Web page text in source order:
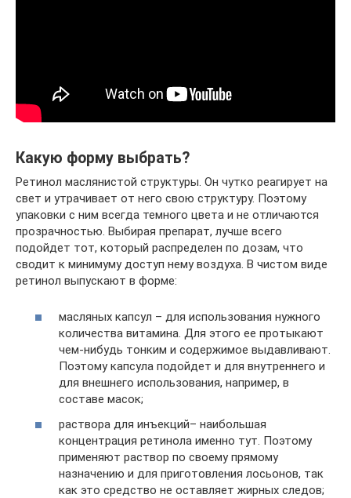
Какую форму выбрать?
Ретинол маслянистой структуры. Он чутко реагирует на
свет и утрачивает от него свою структуру. Поэтому
упаковки с ним всегда темного цвета и не отличаются
прозрачностью. Выбирая препарат, лучше всего
подойдет тот, который распределен по дозам, что
сводит к минимуму доступ нему воздуха. В чистом виде
ретинол выпускают в форме:
масляных капсул – для использования нужного
количества витамина. Для этого ее протыкают
чем-нибудь тонким и содержимое выдавливают.
Поэтому капсула подойдет и для внутреннего и
для внешнего использования, например, в
составе масок;
раствора для инъекций– наибольшая
концентрация ретинола именно тут. Поэтому
применяют раствор по своему прямому
назначению и для приготовления лосьонов, так
как это средство не оставляет жирных следов;